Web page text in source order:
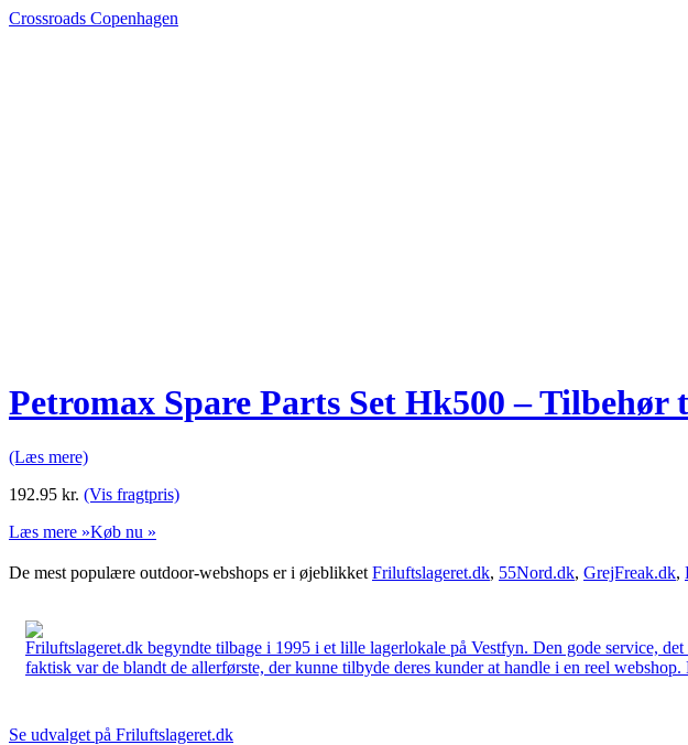
Crossroads Copenhagen
Petromax Spare Parts Set Hk500 –
(Læs mere)
192.95 kr. (Vis fragtpris)
Læs mere »Køb nu »
De mest populære outdoor-webshops er i øjeblikket Friluftslageret.dk, 55Nord.dk, GrejFreak.dk,
Friluftslageret.dk begyndte tilbage i 1995 i et lille lagerlokale på Vestfyn. Den gode service,
faktisk var de blandt de allerførste, der kunne tilbyde deres kunder at handle i en reel
Se udvalget på Friluftslageret.dk